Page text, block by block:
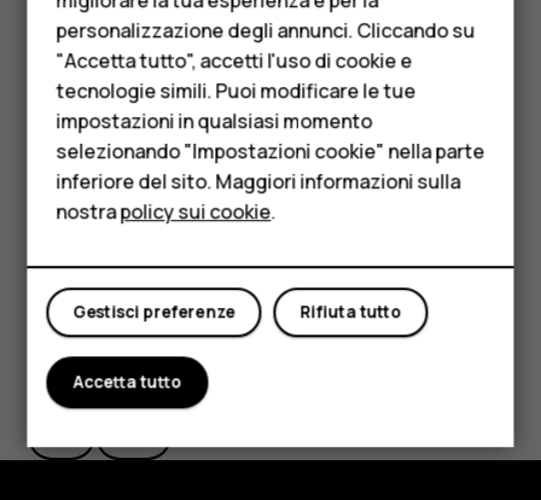
Accessori
HMD Terra M
Per le imprese
Tablet
Negozio
Il mio account
precedente telefono Android
Se il telefono precedente era un Androidsu cui era attiva
l’opzione per il backup nell’accountGoogle , è possibile
ripristinare le impostazioni delle app e le password Wi-Fi.
ToccareImpostazioni>Backup e ripristino.
ImpostareRipristino automatico
Ti è stato d'aiuto?
personalizzazione degli annunci. Cliccando su
"Accetta tutto", accetti l'uso di cookie e
tecnologie simili. Puoi modificare le tue
impostazioni in qualsiasi momento
selezionando "Impostazioni cookie" nella parte
inferiore del sito. Maggiori informazioni sulla
nostrapolicy sui cookie.
Rifiuta tutto
Gestisci preferenze
Accetta tutto